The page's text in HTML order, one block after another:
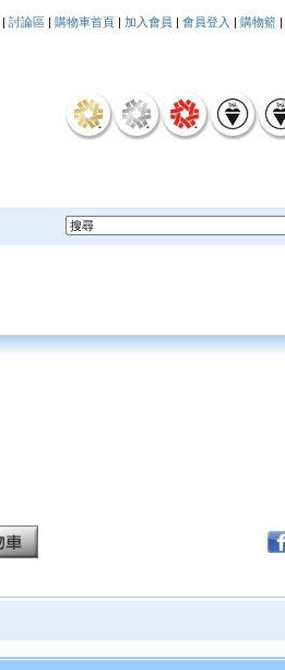
| 討論區 | 購物車首頁 | 加入會員 | 會員登入 | 購物籃 |